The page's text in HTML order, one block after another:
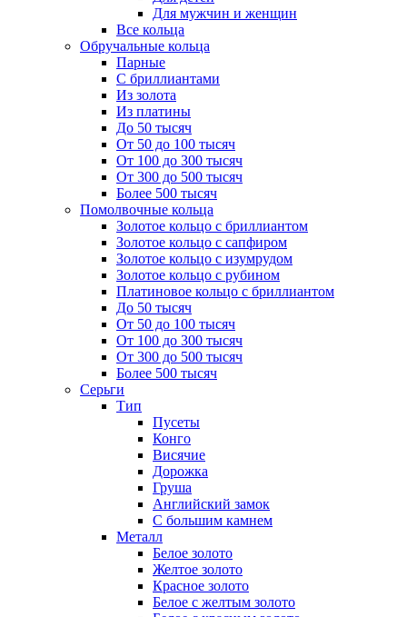
Для мужчин и женщин
Все кольца
Обручальные кольца
Парные
С бриллиантами
Из золота
Из платины
До 50 тысяч
От 50 до 100 тысяч
От 100 до 300 тысяч
От 300 до 500 тысяч
Более 500 тысяч
Помолвочные кольца
Золотое кольцо с бриллиантом
Золотое кольцо с сапфиром
Золотое кольцо с изумрудом
Золотое кольцо с рубином
Платиновое кольцо с бриллиантом
До 50 тысяч
От 50 до 100 тысяч
От 100 до 300 тысяч
От 300 до 500 тысяч
Более 500 тысяч
Серьги
Тип
Пусеты
Конго
Висячие
Дорожка
Груша
Английский замок
С большим камнем
Металл
Белое золото
Желтое золото
Красное золото
Белое с желтым золото